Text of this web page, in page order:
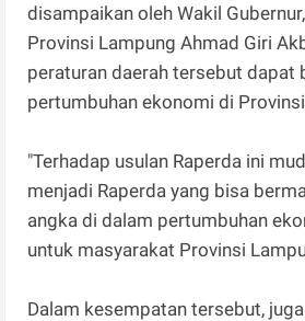
disampaikan oleh Wakil
Provinsi Lampung Ahmad Giri
peraturan daerah tersebut dapat
pertumbuhan ekonomi di
"Terhadap usulan Raperda ini
menjadi Raperda yang bisa
angka di dalam pertumbuhan
untuk masyarakat Provinsi
Dalam kesempatan tersebut,